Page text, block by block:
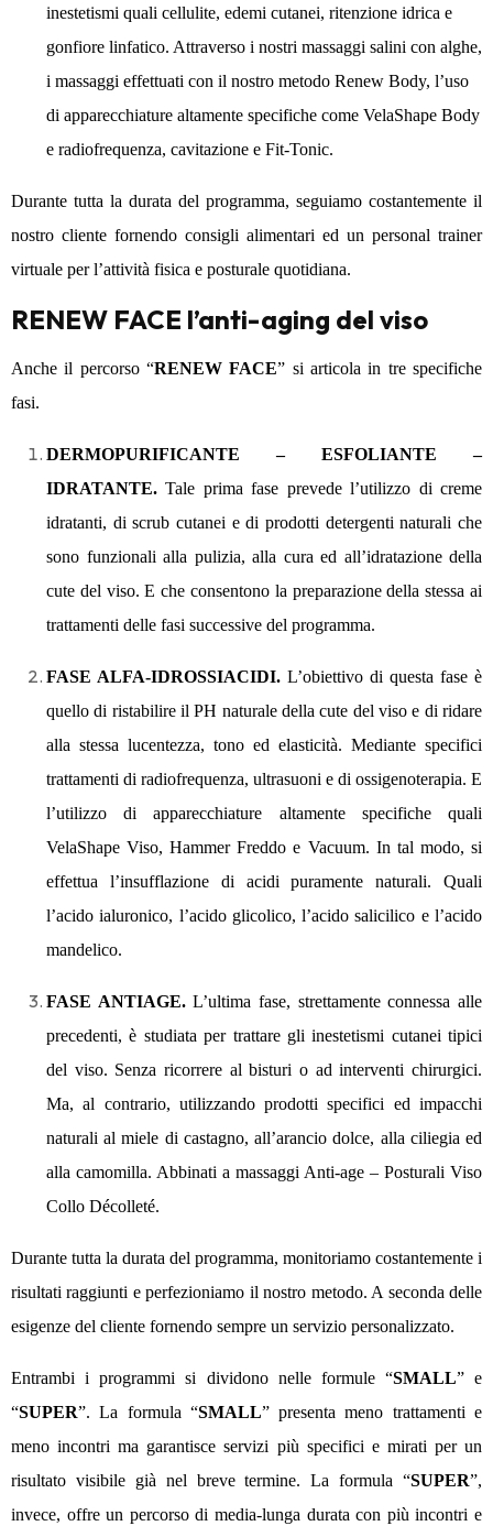
inestetismi quali cellulite, edemi cutanei, ritenzione idrica e
gonfiore linfatico. Attraverso i nostri massaggi salini con alghe,
i massaggi effettuati con il nostro metodo Renew Body, l’uso
di apparecchiature altamente specifiche come VelaShape Body
e radiofrequenza, cavitazione e Fit-Tonic.
Durante tutta la durata del programma, seguiamo costantemente il
nostro cliente fornendo consigli alimentari ed un personal trainer
virtuale per l’attività fisica e posturale quotidiana.
RENEW FACE l’anti-aging del viso
Anche il percorso “RENEW FACE” si articola in tre specifiche
fasi.
DERMOPURIFICANTE – ESFOLIANTE –
IDRATANTE. Tale prima fase prevede l’utilizzo di creme
idratanti, di scrub cutanei e di prodotti detergenti naturali che
sono funzionali alla pulizia, alla cura ed all’idratazione della
cute del viso. E che consentono la preparazione della stessa ai
trattamenti delle fasi successive del programma.
FASE ALFA-IDROSSIACIDI. L’obiettivo di questa fase è
quello di ristabilire il PH naturale della cute del viso e di ridare
alla stessa lucentezza, tono ed elasticità. Mediante specifici
trattamenti di radiofrequenza, ultrasuoni e di ossigenoterapia. E
l’utilizzo di apparecchiature altamente specifiche quali
VelaShape Viso, Hammer Freddo e Vacuum. In tal modo, si
effettua l’insufflazione di acidi puramente naturali. Quali
l’acido ialuronico, l’acido glicolico, l’acido salicilico e l’acido
mandelico.
FASE ANTIAGE.L’ultima fase, strettamente connessa alle
precedenti, è studiata per trattare gli inestetismi cutanei tipici
del viso. Senza ricorrere al bisturi o ad interventi chirurgici.
Ma, al contrario, utilizzando prodotti specifici ed impacchi
naturali al miele di castagno, all’arancio dolce, alla ciliegia ed
alla camomilla. Abbinati a massaggi Anti-age – Posturali Viso
Collo Décolleté.
Durante tutta la durata del programma, monitoriamo costantemente i
risultati raggiunti e perfezioniamo il nostro metodo. A seconda delle
esigenze del cliente fornendo sempre un servizio personalizzato.
Entrambi i programmi si dividono nelle formule “SMALL” e
“SUPER”. La formula “SMALL” presenta meno trattamenti e
meno incontri ma garantisce servizi più specifici e mirati per un
risultato visibile già nel breve termine. La formula “SUPER”,
invece, offre un percorso di media-lunga durata con più incontri e